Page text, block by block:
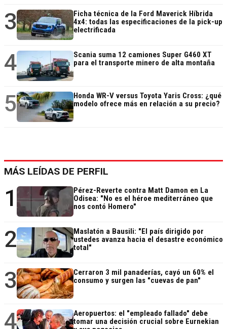
3
Ficha técnica de la Ford Maverick Híbrida
4x4: todas las especificaciones de la pick-up
electrificada
4
Scania suma 12 camiones Super G460 XT
para el transporte minero de alta montaña
5
Honda WR-V versus Toyota Yaris Cross: ¿qué
modelo ofrece más en relación a su precio?
MÁS LEÍDAS DE PERFIL
1
Pérez-Reverte contra Matt Damon en La
Odisea: "No es el héroe mediterráneo que
nos contó Homero"
2
Maslatón a Bausili: "El país dirigido por
ustedes avanza hacia el desastre económico
total"
3
Cerraron 3 mil panaderías, cayó un 60% el
consumo y surgen las "cuevas de pan"
4
Aeropuertos: el "empleado fallado" debe
tomar una decisión crucial sobre Eurnekian